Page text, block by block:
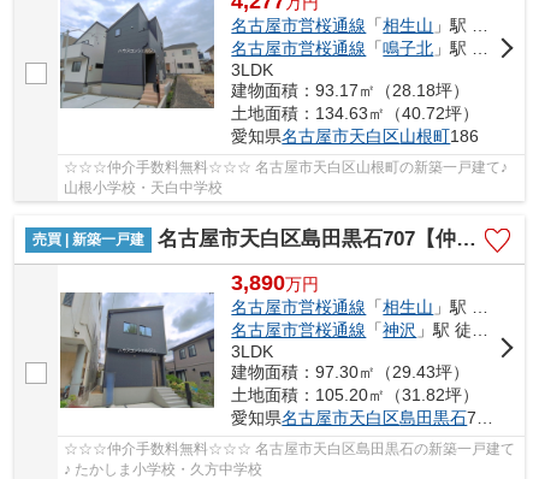
名古屋市営桜通線 「相生山 」駅 徒歩17分
名古屋市営桜通線 「鳴子北 」駅 徒歩24分
3LDK
建物面積：93.17㎡（28.18坪）
土地面積：134.63㎡（40.72坪）
愛知県名古屋市天白区山根町186
☆☆☆仲介手数料無料☆☆☆ 名古屋市天白区山根町の新築一戸建て♪
山根小学校・天白中学校
売買 | 新築一戸建 名古屋市天白区島田黒石707【仲介手数料無料】新築一戸建て 1号棟
3,890万円
名古屋市営桜通線 「相生山 」駅 徒歩22分
名古屋市営桜通線 「神沢 」駅 徒歩21分
3LDK
建物面積：97.30㎡（29.43坪）
土地面積：105.20㎡（31.82坪）
愛知県名古屋市天白区島田黒石707
☆☆☆仲介手数料無料☆☆☆ 名古屋市天白区島田黒石の新築一戸建て
♪ たかしま小学校・久方中学校